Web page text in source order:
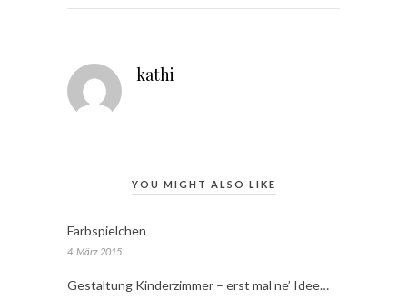
kathi
YOU MIGHT ALSO LIKE
Farbspielchen
4. März 2015
Gestaltung Kinderzimmer – erst mal ne’ Idee…